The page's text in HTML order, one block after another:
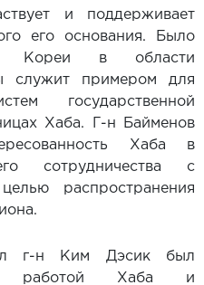
и поддерживает
его основания. Было
Кореи в области
служит примером для
государственной
Хаба. Г-н Байменов
Хаба в
сотрудничества с
распространения
г-н Ким Дэсик был
работой Хаба и